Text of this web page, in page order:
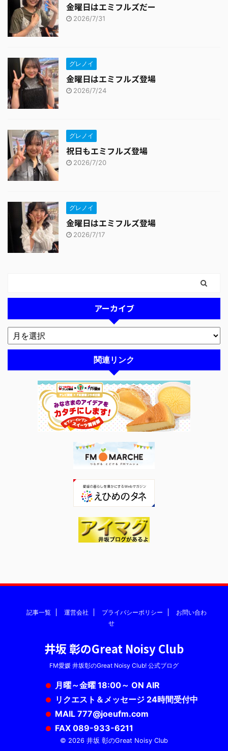
金曜日はエミフルズだー
2026/7/31
グレノイ
金曜日はエミフルズ登場
2026/7/24
グレノイ
祝日もエミフルズ登場
2026/7/20
グレノイ
金曜日はエミフルズ登場
2026/7/17
アーカイブ
関連リンク
記事一覧 運営会社 プライバシーポリシー
お問い合わ
せ
井坂 彰のGreat Noisy Club
FM愛媛 井坂彰のGreat Noisy Club! 公式ブログ
月曜～金曜 18:00～ ON AIR
リクエスト＆メッセージ 24時間受付中
MAIL 777@joeufm.com
FAX 089-933-6211
© 2026 井坂 彰のGreat Noisy Club